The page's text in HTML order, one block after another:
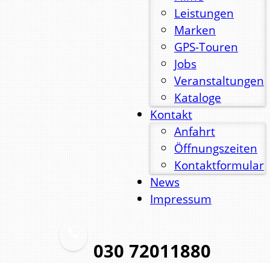
Leistungen
Marken
GPS-Touren
Jobs
Veranstaltungen
Kataloge
Kontakt
Anfahrt
Öffnungszeiten
Kontaktformular
News
Impressum
030 72011880